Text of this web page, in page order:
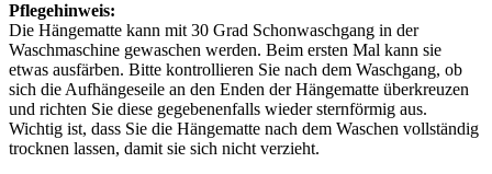
Pflegehinweis:
Die Hängematte kann mit 30 Grad Schonwaschgang in der
Waschmaschine gewaschen werden. Beim ersten Mal kann sie
etwas ausfärben. Bitte kontrollieren Sie nach dem Waschgang, ob
sich die Aufhängeseile an den Enden der Hängematte überkreuzen
und richten Sie diese gegebenenfalls wieder sternförmig aus.
Wichtig ist, dass Sie die Hängematte nach dem Waschen vollständig
trocknen lassen, damit sie sich nicht verzieht.